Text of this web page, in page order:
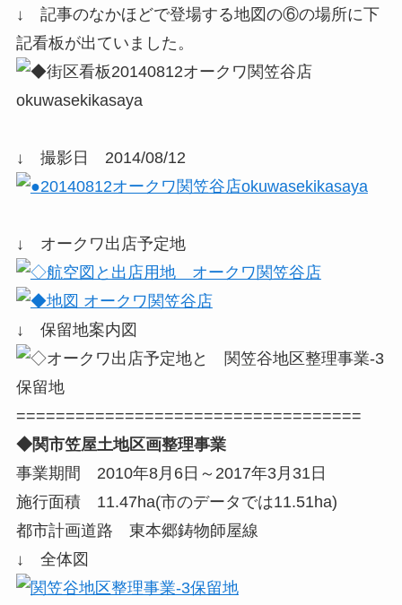
↓ 記事のなかほどで登場する地図の⑥の場所に下
記看板が出ていました。
↓ 撮影日 2014/08/12
↓ オークワ出店予定地
↓ 保留地案内図
===================================
◆関市笠屋土地区画整理事業
事業期間 2010年8月6日～2017年3月31日
施行面積 11.47ha(市のデータでは11.51ha)
都市計画道路 東本郷鋳物師屋線
↓ 全体図